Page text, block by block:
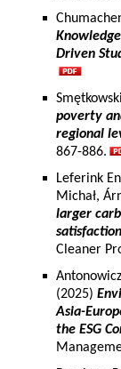
Driven
poverty
regional
867-886.
Leferink
Michał,
larger
Cleaner
(2025)
Asia-
the ESG